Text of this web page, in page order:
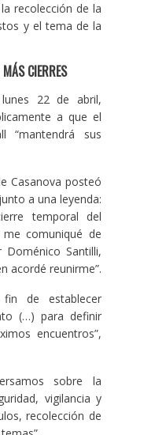
recolección de la
y el tema de la
CIERRES
22 de abril,
a que el
“mantendrá sus
Casanova posteó
a una leyenda:
temporal del
comuniqué de
Santilli,
acordé reunirme”.
de establecer
(…) para definir
encuentros”,
sobre la
vigilancia y
recolección de